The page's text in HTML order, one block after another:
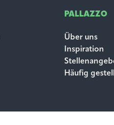
PALLAZZO
Über uns
Inspiration
Häufig